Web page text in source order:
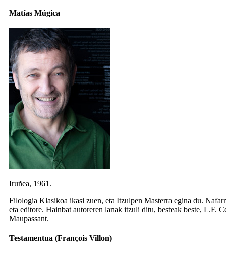
Matías Múgica
Iruñea, 1961.
Filologia Klasikoa ikasi zuen, eta Itzulpen Masterra egina du.
eta editore. Hainbat autoreren lanak itzuli ditu, besteak beste, L.F.
Maupassant.
Testamentua (François Villon)